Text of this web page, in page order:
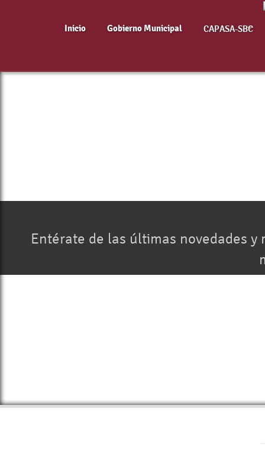
Inicio Gobierno Municipal CAPASA-SBC
Entérate de las últimas novedades